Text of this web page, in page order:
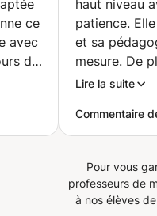
ce
avec
haut niveau
patience. Elle explique très bien
et sa
mesure. De
un amour,
Dès le
pleins de
artiste ! Je
vraiment
Lire la suite
Commentaire
Pour vous
professeurs de
à nos élèves